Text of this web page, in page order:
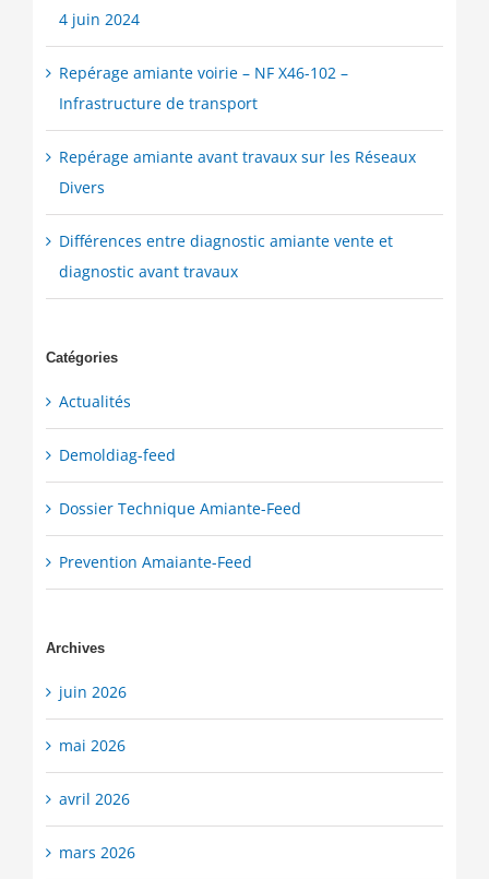
4 juin 2024
Repérage amiante voirie – NF X46-102 –
Infrastructure de transport
Repérage amiante avant travaux sur les Réseaux
Divers
Différences entre diagnostic amiante vente et
diagnostic avant travaux
Catégories
Actualités
Demoldiag-feed
Dossier Technique Amiante-Feed
Prevention Amaiante-Feed
Archives
juin 2026
mai 2026
avril 2026
mars 2026